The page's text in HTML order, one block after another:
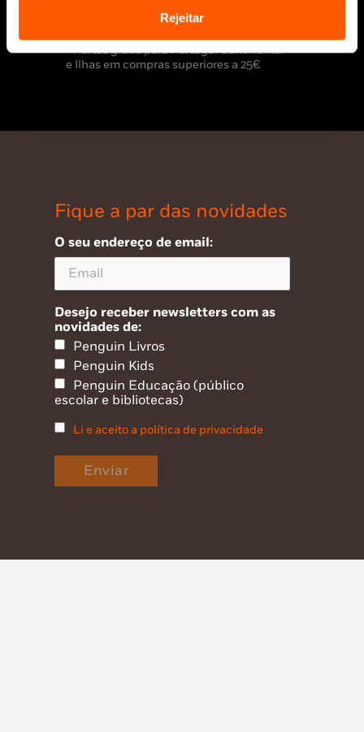
Rejeitar
* Portes grátis para Portugal Continental
e Ilhas em compras superiores a 25€
Fique a par das novidades
O seu endereço de email:
Desejo receber newsletters com as
novidades de:
Penguin Livros
Penguin Kids
Penguin Educação (público
escolar e bibliotecas)
Li e aceito a política de privacidade